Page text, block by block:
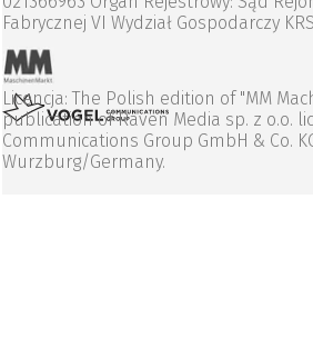
Fabrycznej VI Wydział Gospodarczy
Licencja: The Polish edition of "MM
publication of Raven Media sp. z o.o.
Communications Group GmbH & Co.
Wurzburg/Germany.